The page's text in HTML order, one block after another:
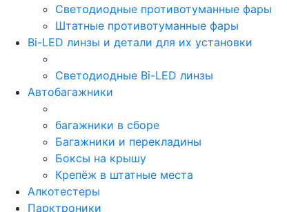
Светодиодные противотуманные фары
Штатные противотуманные фары
Bi-LED линзы и детали для их установки
Светодиодные Bi-LED линзы
Автобагажники
багажники в сборе
Багажники и перекладины
Боксы на крышу
Крепёж в штатные места
Алкотестеры
Парктроники